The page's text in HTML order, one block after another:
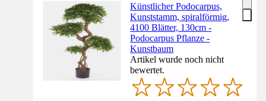
Künstlicher Podocarpus,
Kunststamm, spiralförmig,
4100 Blätter, 130cm -
Podocarpus Pflanze -
Kunstbaum
Artikel wurde noch nicht
bewertet.